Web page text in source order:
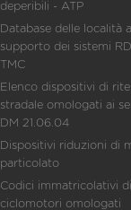
deperibili - ATP
Database delle località a
supporto dei sistemi
TMC
Elenco dispositivi di
stradale omologati ai
DM 21.06.04
Dispositivi riduzioni di
particolato
Codici immatricolativi di
ciclomotori omologati